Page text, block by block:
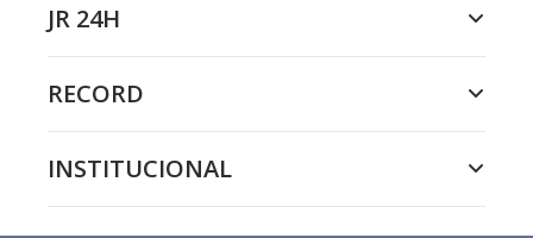
JR 24H
RECORD
INSTITUCIONAL